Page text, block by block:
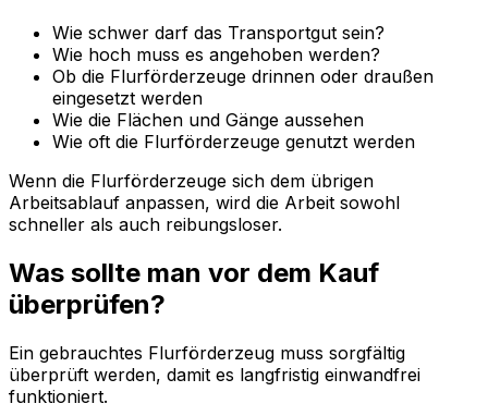
Wie schwer darf das Transportgut sein?
Wie hoch muss es angehoben werden?
Ob die Flurförderzeuge drinnen oder draußen
eingesetzt werden
Wie die Flächen und Gänge aussehen
Wie oft die Flurförderzeuge genutzt werden
Wenn die Flurförderzeuge sich dem übrigen
Arbeitsablauf anpassen, wird die Arbeit sowohl
schneller als auch reibungsloser.
Was sollte man vor dem Kauf
überprüfen?
Ein gebrauchtes Flurförderzeug muss sorgfältig
überprüft werden, damit es langfristig einwandfrei
funktioniert.